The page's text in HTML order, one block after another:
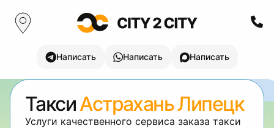
Написать Написать Написать
ТаксиАстрахань Липецк
Услуги качественного сервиса заказа такси